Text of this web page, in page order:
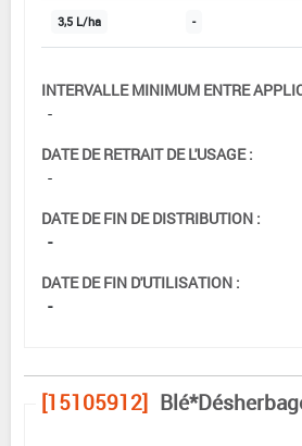
3,5 L/ha -
INTERVALLE MINIMUM ENTRE
-
DATE DE RETRAIT DE L'USAGE :
-
DATE DE FIN DE DISTRIBUTION :
-
DATE DE FIN D'UTILISATION :
-
[15105912]